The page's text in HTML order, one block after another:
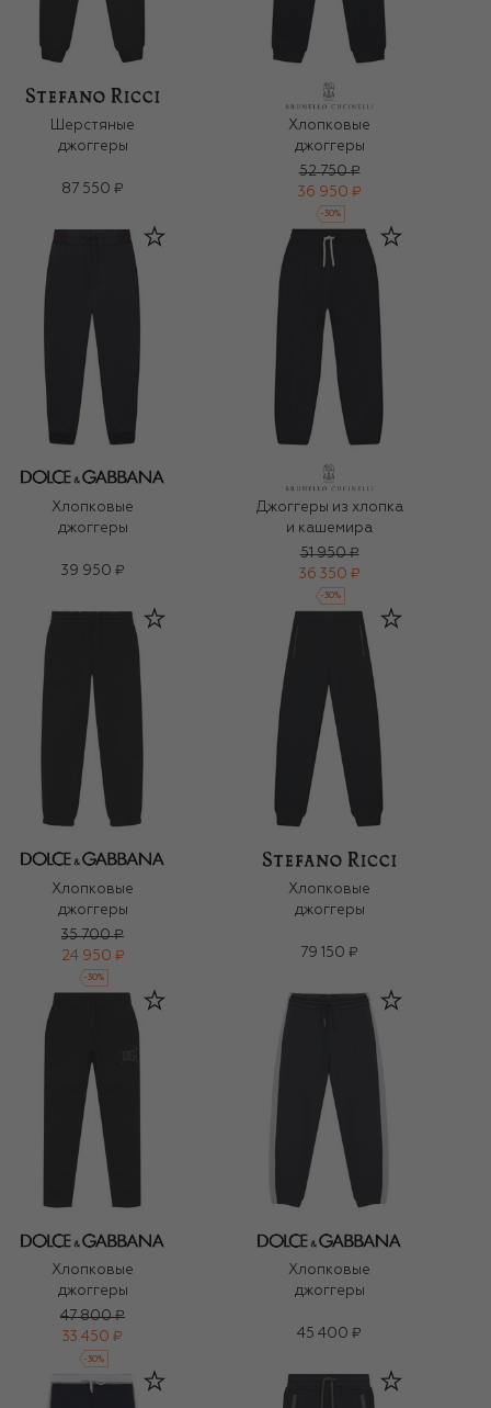
Шерстяные
джоггеры
87 550 ₽
Хлопковые
джоггеры
52 750 ₽
36 950 ₽
-30%
Хлопковые
джоггеры
39 950 ₽
Джоггеры из хлопка
и кашемира
51 950 ₽
36 350 ₽
-30%
Хлопковые
джоггеры
35 700 ₽
24 950 ₽
-30%
Хлопковые
джоггеры
79 150 ₽
Хлопковые
джоггеры
47 800 ₽
33 450 ₽
-30%
Хлопковые
джоггеры
45 400 ₽